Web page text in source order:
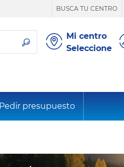
BUSCA TU CENTRO
Mi centro
Seleccione
Pedir presupuesto